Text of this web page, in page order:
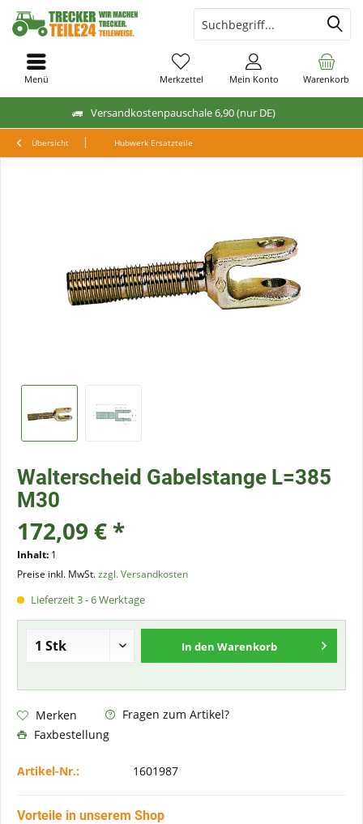
Versandkostenpauschale 6,90 (nur DE)
Warenkorb
Merkzettel Mein Konto
Menü
Übersicht Hubwerk Ersatzteile
Walterscheid Gabelstange L=385
M30
172,09 € *
Inhalt: 1
Preise inkl. MwSt.zzgl. Versandkosten
Lieferzeit 3 - 6 Werktage
In den Warenkorb
Merken
Fragen zum Artikel?
Faxbestellung
Artikel-Nr.: 1601987
Vorteile in unserem Shop